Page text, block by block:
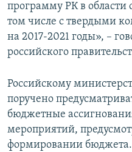
программу РК в области
том числе с твердыми
на 2017-2021 годы», –
российского
Российскому
поручено
бюджетные
мероприятий,
формировании бюджета.